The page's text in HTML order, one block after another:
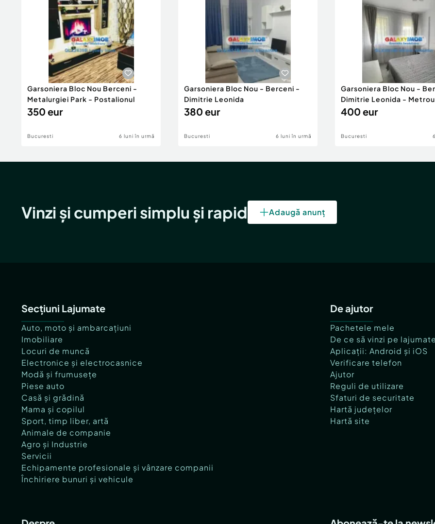
Garsoniera Bloc Nou Berceni -
Metalurgiei Park - Postalionul
350 eur
Bucuresti 6 luni în urmă
Garsoniera Bloc Nou - Berceni -
Dimitrie Leonida
380 eur
Bucuresti 6 luni în urmă
Garsoniera Bloc Nou -
Dimitrie Leonida -
400 eur
Bucuresti
Vinzi și cumperi simplu și rapid Adaugă anunț
Secțiuni Lajumate
Auto, moto și ambarcațiuni
Imobiliare
Locuri de muncă
Electronice și electrocasnice
Modă și frumusețe
Piese auto
Casă și grădină
Mama și copilul
Sport, timp liber, artă
Animale de companie
Agro și Industrie
Servicii
Echipamente profesionale și vânzare companii
Închiriere bunuri și vehicule
De ajutor
Pachetele mele
De ce să vinzi pe
Aplicații: Android și iOS
Verificare telefon
Ajutor
Reguli de utilizare
Sfaturi de securitate
Hartă județelor
Hartă site